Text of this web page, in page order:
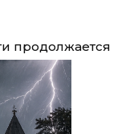
продолжается